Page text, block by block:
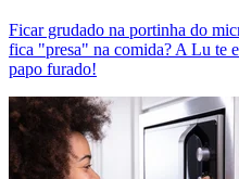
Ficar grudado na portinha do
fica "presa" na comida? A Lu te
papo furado!